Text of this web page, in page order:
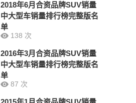
2018年6月合资品牌SUV销量
中大型车销量排行榜完整版名
单
138 次
2016年3月合资品牌SUV销量
中大型车销量排行榜完整版名
单
87 次